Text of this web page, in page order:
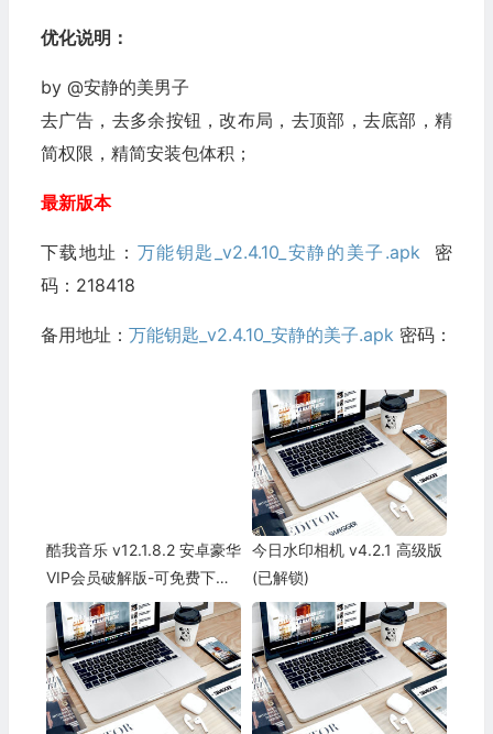
优化说明：
by @安静的美男子
去广告，去多余按钮，改布局，去顶部，去底部，精
简权限，精简安装包体积；
最新版本
下载地址： 万能钥匙_v2.4.10_安静的美子.apk 密
码：218418
备用地址： 万能钥匙_v2.4.10_安静的美子.apk 密码：
酷我音乐 v12.1.8.2 安卓豪华
VIP会员破解版-可免费下载
高品质无损音乐
今日水印相机 v4.2.1 高级版
(已解锁)